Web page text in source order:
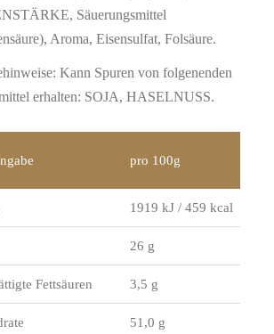
Säuerungsmittel
Aroma, Eisensulfat, Folsäure.
Kann Spuren von folgenenden
erhalten: SOJA, HASELNUSS.
pro 100g
1919 kJ / 459 kcal
26 g
Fettsäuren 3,5 g
51,0 g